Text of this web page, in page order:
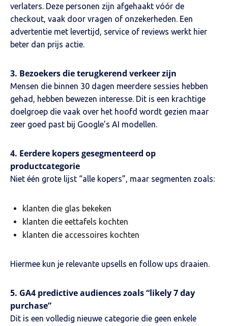
verlaters. Deze personen zijn afgehaakt vóór de
checkout, vaak door vragen of onzekerheden. Een
advertentie met levertijd, service of reviews werkt hier
beter dan prijs actie.
3. Bezoekers die terugkerend verkeer zijn
Mensen die binnen 30 dagen meerdere sessies hebben
gehad, hebben bewezen interesse. Dit is een krachtige
doelgroep die vaak over het hoofd wordt gezien maar
zeer goed past bij Google’s AI modellen.
4. Eerdere kopers gesegmenteerd op
productcategorie
Niet één grote lijst “alle kopers”, maar segmenten zoals:
klanten die glas bekeken
klanten die eettafels kochten
klanten die accessoires kochten
Hiermee kun je relevante upsells en follow ups draaien.
5. GA4 predictive audiences zoals “likely 7 day
purchase”
Dit is een volledig nieuwe categorie die geen enkele